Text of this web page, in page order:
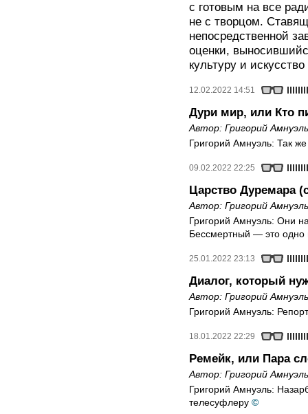
с готовым на все
не с творцом.
непосредственной
оценки,
культуру и
12.02.2022 14:51
Дури мир, или Кто
Автор: Григорий Амнуэль
Григорий Амнуэль: Так
09.02.2022 22:25
Царство Дуремара
Автор: Григорий Амнуэль
Григорий Амнуэль: Они
Бессмертный — это одно
25.01.2022 23:13
Диалог, который
Автор: Григорий Амнуэль
Григорий Амнуэль:
18.01.2022 22:29
Ремейк, или Пара
Автор: Григорий Амнуэль
Григорий Амнуэль:
телесуфлеру ©